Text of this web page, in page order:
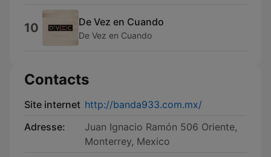
10 De Vez en Cuando
De Vez en Cuando
Contacts
Site internet http://banda933.com.mx/
Adresse:
Juan Ignacio Ramón 506 Oriente,
Monterrey, Mexico